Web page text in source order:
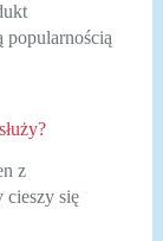
popularnością
z
cieszy się